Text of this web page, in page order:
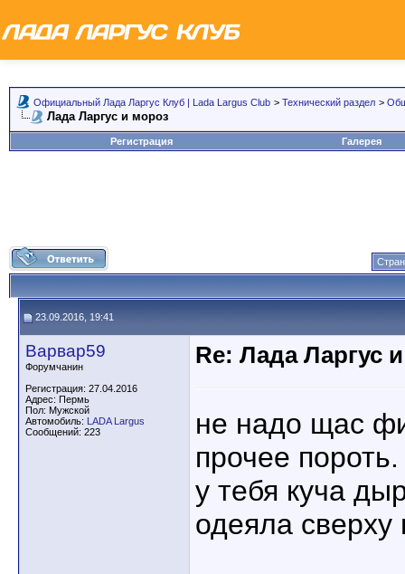
Официальный Лада Ларгус Клуб | Lada Largus Club > Технический раздел >
Лада Ларгус и мороз
Регистрация Галерея
23.09.2016, 19:41
Варвар59
Форумчанин
Регистрация: 27.04.2016
Адрес: Пермь
Пол: Мужской
Автомобиль: LADA Largus
Сообщений: 223
Re: Лада Ларгус
не надо щас
прочее
у тебя куча
одеяла сверху